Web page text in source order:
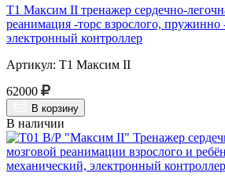
Т1 Максим II тренажер сердечно-
реанимация -торс взрослого, пружинно
электронный контроллер
Артикул: Т1 Максим II
62000
В корзину
В наличии